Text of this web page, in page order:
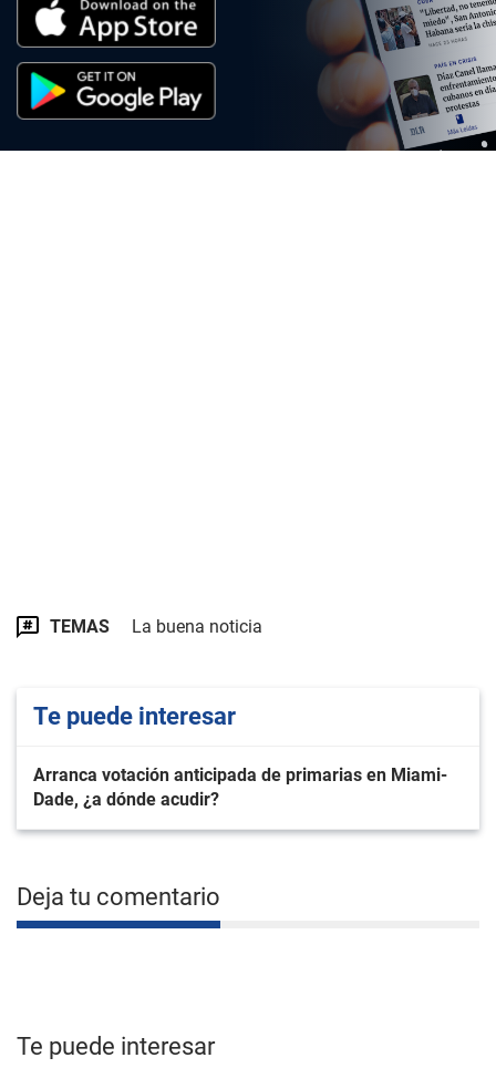
TEMAS La buena noticia
Te puede interesar
Arranca votación anticipada de primarias en Miami-
Dade, ¿a dónde acudir?
Deja tu comentario
Te puede interesar